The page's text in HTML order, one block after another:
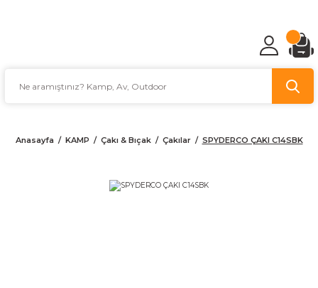
Anasayfa KAMP Çakı & Bıçak Çakılar SPYDERCO ÇAKI C14SBK